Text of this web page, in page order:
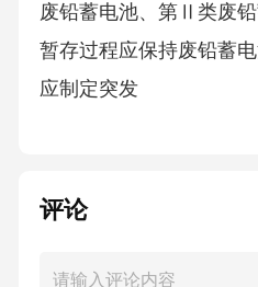
废铅蓄电池、第Ⅱ类废铅
暂存过程应保持废铅蓄
应制定突发
评论